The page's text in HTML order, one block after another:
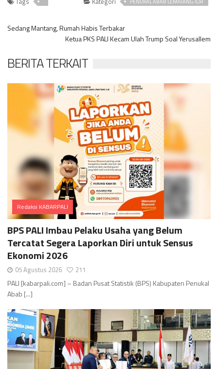
PENUKAL ABAB LEMATANG ILIR
Sedang Mantang, Rumah Habis Terbakar
Ketua PKS PALI Kecam Ulah Trump Soal Yerusallem
BERITA TERKAIT
Redaksi KABARPALI
Comments
BPS PALI Imbau Pelaku Usaha yang Belum
Tercatat Segera Laporkan Diri untuk Sensus
Ekonomi 2026
05 Agustus 2026 211
PALI [kabarpali.com] – Badan Pusat Statistik (BPS) Kabupaten Penukal
Abab [...]